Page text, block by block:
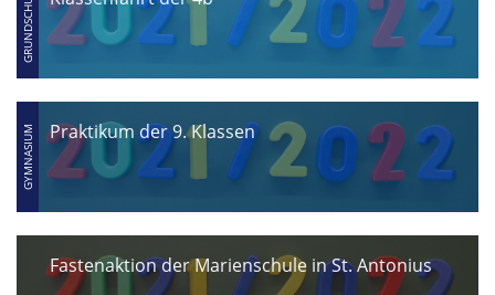
Praktikum der 9. Klassen
Fastenaktion der Marienschule in St. Antonius